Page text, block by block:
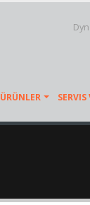
ÜRÜNLER SERVIS